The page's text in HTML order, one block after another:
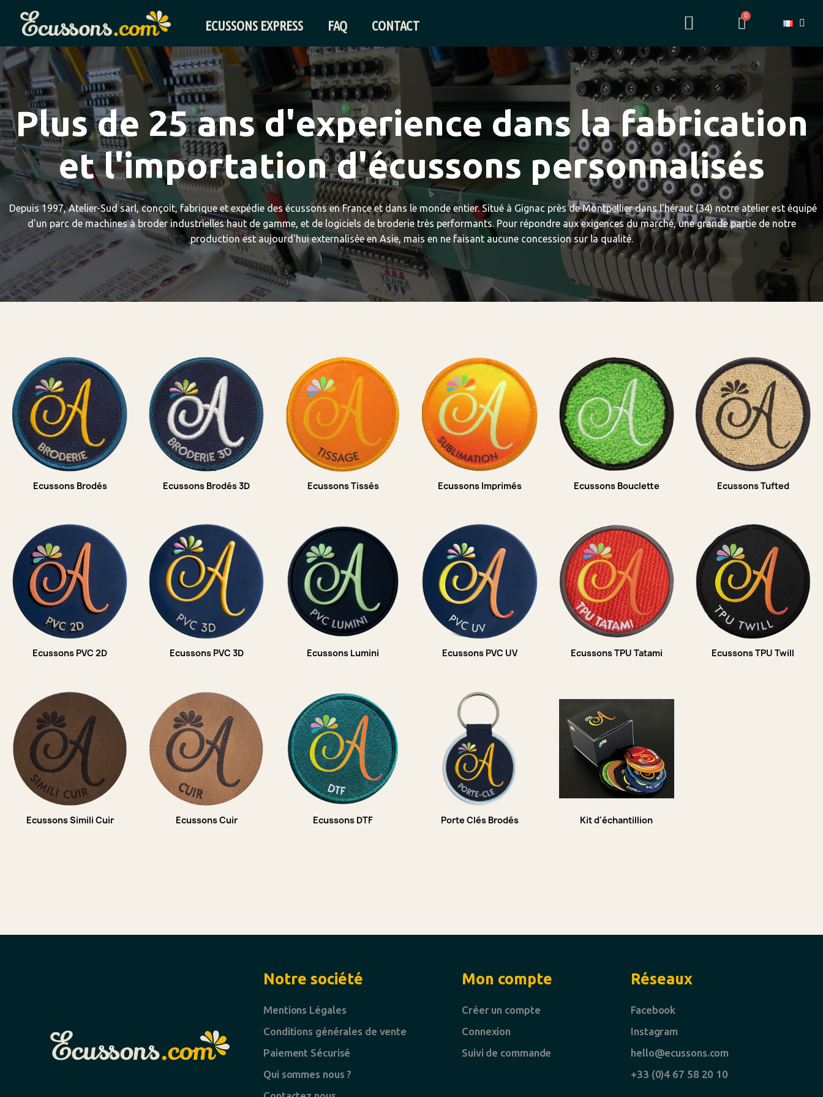
ECUSSONS EXPRESS FAQ CONTACT
Plus de 25 ans d'experience dans la fabrication
et l'importation d'écussons personnalisés
Depuis 1997, Atelier-Sud sarl, conçoit, fabrique et expédie des écussons en France et dans le monde entier. Situé à Gignac près de Montpellier dans l'héraut (34) notre atelier est équipé
d'un parc de machines à broder industrielles haut de gamme, et de logiciels de broderie très performants. Pour répondre aux exigences du marché, une grande partie de notre
production est aujourd'hui externalisée en Asie, mais en ne faisant aucune concession sur la qualité.
Ecussons Brodés Ecussons Brodés 3D Ecussons Tissés Ecussons Imprimés Ecussons Bouclette Ecussons Tufted
Ecussons PVC 2D Ecussons PVC 3D Ecussons Lumini Ecussons PVC UV Ecussons TPU Tatami Ecussons TPU Twill
Ecussons Simili Cuir Ecussons Cuir Ecussons DTF Porte Clés Brodés Kit d'échantillion
Notre société
Mentions Légales
Conditions générales de vente
Paiement Sécurisé
Qui sommes nous ?
Mon compte
Créer un compte
Connexion
Suivi de commande
Réseaux
Facebook
Instagram
hello@ecussons.com
+33 (0)4 67 58 20 10